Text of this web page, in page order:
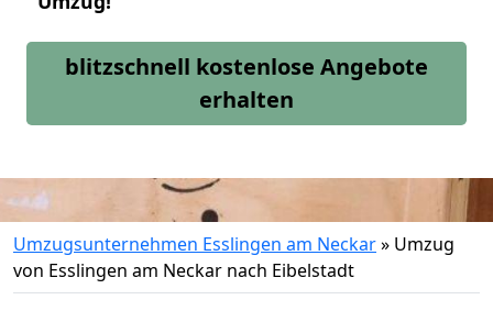
blitzschnell kostenlose Angebote
erhalten
Umzugsunternehmen Esslingen am Neckar» Umzug
von Esslingen am Neckar nach Eibelstadt